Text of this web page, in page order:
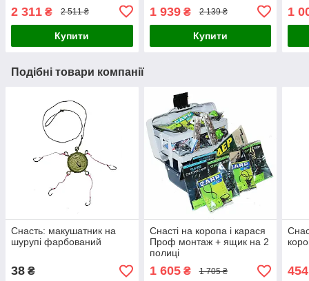
2 311 ₴ 2 511 ₴
Купити
1 939₴ 2 139 ₴
Купити
1
Подібні товари компанії
Снасть: макушатник на
шурупі фарбований
38 ₴
Снасті на коропа і карася
Проф монтаж + ящик на 2
полиці
1 605₴ 1 705 ₴ 454